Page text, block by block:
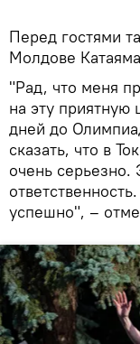
Перед гостями
Молдове
"Рад, что меня
на эту
дней до
сказать, что в
очень серьезно.
успешно", –